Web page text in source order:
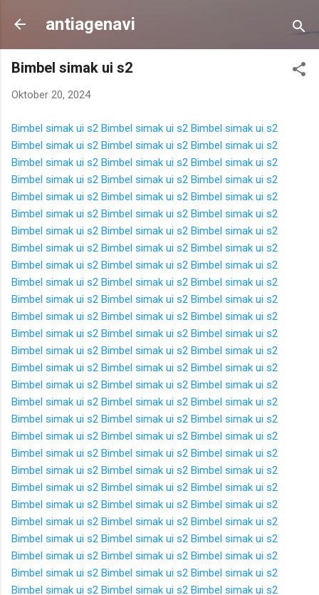
Langsung ke konten utama
antiagenavi
Bimbel simak ui s2
Oktober 20, 2024
Bimbel simak ui s2 Bimbel simak ui s2 Bimbel simak ui s2
Bimbel simak ui s2 Bimbel simak ui s2 Bimbel simak ui s2
Bimbel simak ui s2 Bimbel simak ui s2 Bimbel simak ui s2
Bimbel simak ui s2 Bimbel simak ui s2 Bimbel simak ui s2
Bimbel simak ui s2 Bimbel simak ui s2 Bimbel simak ui s2
Bimbel simak ui s2 Bimbel simak ui s2 Bimbel simak ui s2
Bimbel simak ui s2 Bimbel simak ui s2 Bimbel simak ui s2
Bimbel simak ui s2 Bimbel simak ui s2 Bimbel simak ui s2
Bimbel simak ui s2 Bimbel simak ui s2 Bimbel simak ui s2
Bimbel simak ui s2 Bimbel simak ui s2 Bimbel simak ui s2
Bimbel simak ui s2 Bimbel simak ui s2 Bimbel simak ui s2
Bimbel simak ui s2 Bimbel simak ui s2 Bimbel simak ui s2
Bimbel simak ui s2 Bimbel simak ui s2 Bimbel simak ui s2
Bimbel simak ui s2 Bimbel simak ui s2 Bimbel simak ui s2
Bimbel simak ui s2 Bimbel simak ui s2 Bimbel simak ui s2
Bimbel simak ui s2 Bimbel simak ui s2 Bimbel simak ui s2
Bimbel simak ui s2 Bimbel simak ui s2 Bimbel simak ui s2
Bimbel simak ui s2 Bimbel simak ui s2 Bimbel simak ui s2
Bimbel simak ui s2 Bimbel simak ui s2 Bimbel simak ui s2
Bimbel simak ui s2 Bimbel simak ui s2 Bimbel simak ui s2
Bimbel simak ui s2 Bimbel simak ui s2 Bimbel simak ui s2
Bimbel simak ui s2 Bimbel simak ui s2 Bimbel simak ui s2
Bimbel simak ui s2 Bimbel simak ui s2 Bimbel simak ui s2
Bimbel simak ui s2 Bimbel simak ui s2 Bimbel simak ui s2
Bimbel simak ui s2 Bimbel simak ui s2 Bimbel simak ui s2
Bimbel simak ui s2 Bimbel simak ui s2 Bimbel simak ui s2
Bimbel simak ui s2 Bimbel simak ui s2 Bimbel simak ui s2
Bimbel simak ui s2 Bimbel simak ui s2 Bimbel simak ui s2